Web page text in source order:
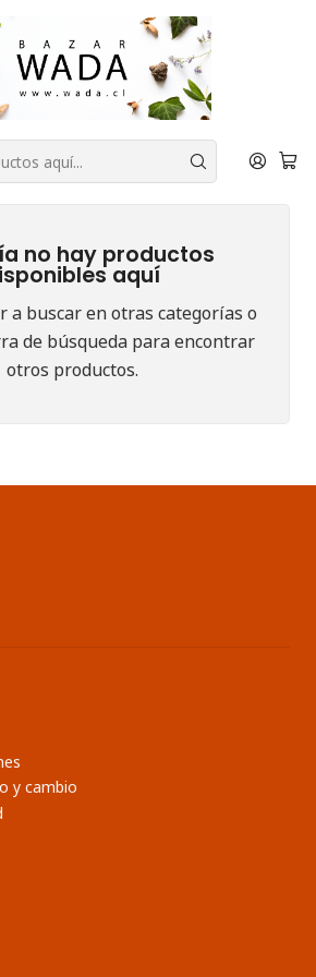
FÁCIL, RAPIDA Y 100% SEGURA
Sin azúcar añadida Lacteo
Lacteo
no hay productos
aquí
a buscar en otras categorías o
de búsqueda para encontrar
otros productos.
y cambio